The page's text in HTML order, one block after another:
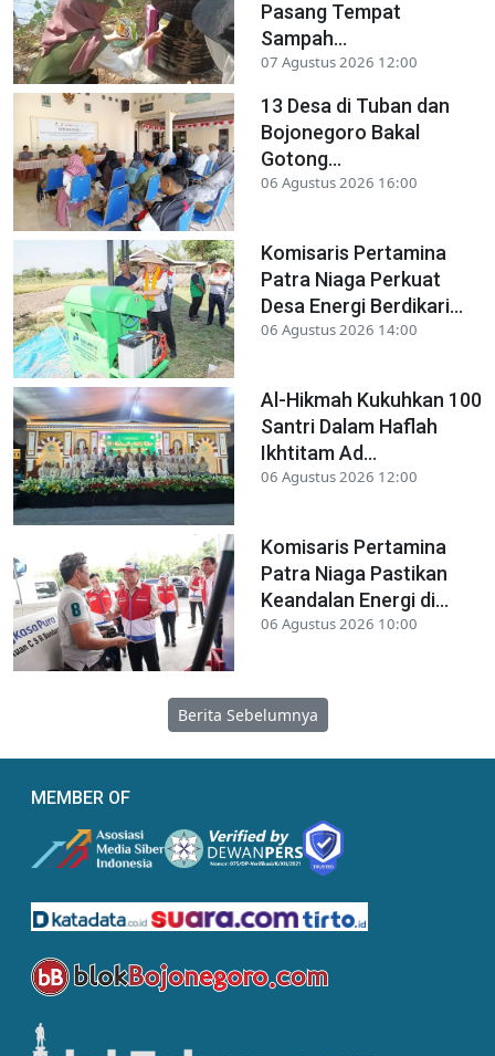
Pasang Tempat
Sampah...
07 Agustus 2026 12:00
13 Desa di Tuban dan
Bojonegoro Bakal
Gotong...
06 Agustus 2026 16:00
Komisaris Pertamina
Patra Niaga Perkuat
Desa Energi Berdikari...
06 Agustus 2026 14:00
Al-Hikmah Kukuhkan 100
Santri Dalam Haflah
Ikhtitam Ad...
06 Agustus 2026 12:00
Komisaris Pertamina
Patra Niaga Pastikan
Keandalan Energi di...
06 Agustus 2026 10:00
Berita Sebelumnya
MEMBER OF